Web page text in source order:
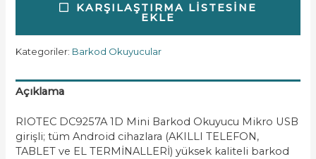
KARŞILAŞTIRMA LISTESINE
EKLE
Kategoriler: Barkod Okuyucular
Açıklama
RIOTEC DC9257A 1D Mini Barkod Okuyucu Mikro USB
girişli; tüm Android cihazlara (AKILLI TELEFON,
TABLET ve EL TERMİNALLERİ) yüksek kaliteli barkod